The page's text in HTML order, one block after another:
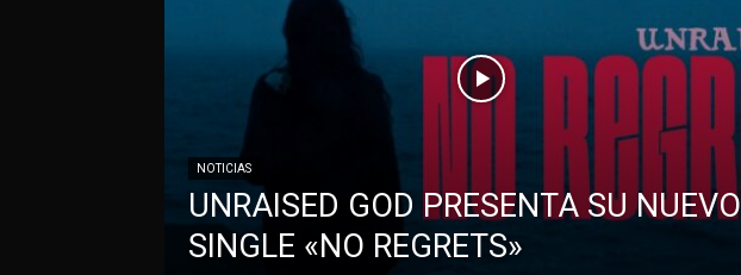
NOTICIAS
UNRAISED GOD PRESENTA SU NUEVO
SINGLE «NO REGRETS»